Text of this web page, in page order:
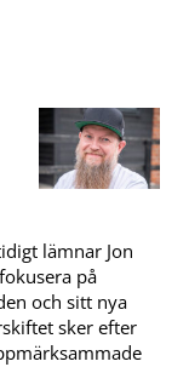
lämnar Jon
på
och sitt nya
sker efter